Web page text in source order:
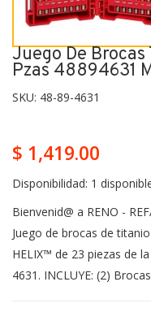
Juego De
Pzas 48894631
SKU: 48-89-4631
$ 1,419.00
Disponibilidad: 1
Bienvenid@ a RENO -
Juego de brocas de
HELIX™ de 23 piezas de
4631. INCLUYE: (2)